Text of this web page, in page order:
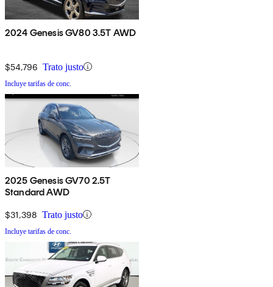
2024 Genesis GV80 3.5T AWD
$54,796 Trato justo
Incluye tarifas de conc.
2025 Genesis GV70 2.5T
Standard AWD
$31,398 Trato justo
Incluye tarifas de conc.